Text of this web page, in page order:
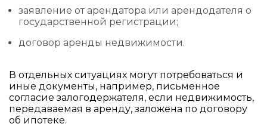
заявление от арендатора или арендодателя о
государственной регистрации;
договор аренды недвижимости.
В отдельных ситуациях могут потребоваться и
иные документы, например, письменное
согласие залогодержателя, если недвижимость,
передаваемая в аренду, заложена по договору
об ипотеке.